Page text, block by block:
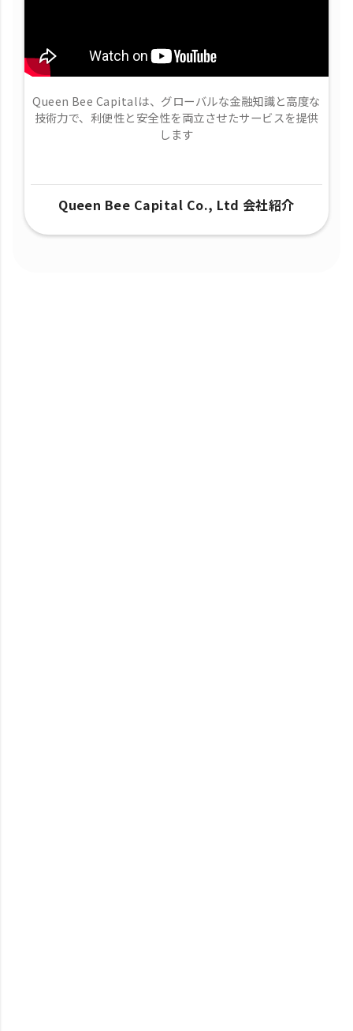
Queen Bee Capitalは、グローバルな金融知識と高度な
技術力で、​利便性と安全性を両立させたサービスを提供
します
Queen Bee Capital Co., Ltd 会社紹介